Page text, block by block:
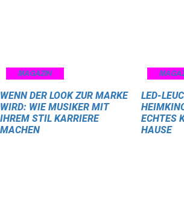
MAGAZIN
WENN DER LOOK ZUR MARKE
WIRD: WIE MUSIKER MIT
IHREM STIL KARRIERE
MACHEN
LED-
ECHTES
HAUSE